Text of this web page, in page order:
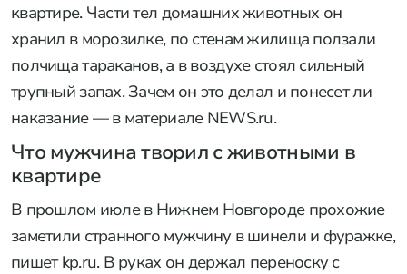
квартире. Части тел домашних животных он
хранил в морозилке, по стенам жилища ползали
полчища тараканов, а в воздухе стоял сильный
трупный запах. Зачем он это делал и понесет ли
наказание — в материале NEWS.ru.
Что мужчина творил с животными в
квартире
В прошлом июле в Нижнем Новгороде прохожие
заметили странного мужчину в шинели и фуражке,
пишет kp.ru. В руках он держал переноску с